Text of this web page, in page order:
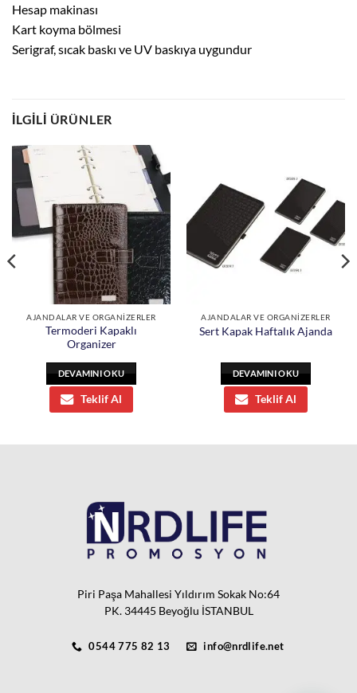
Hesap makinası
Kart koyma bölmesi
Serigraf, sıcak baskı ve UV baskıya uygundur
İLGILI ÜRÜNLER
AJANDALAR VE ORGANİZERLER
Termoderi Kapaklı
Organizer
DEVAMINI OKU
Teklif Al
AJANDALAR VE ORGANİZERLER
Sert Kapak Haftalık Ajanda
DEVAMINI OKU
Teklif Al
Piri Paşa Mahallesi Yıldırım Sokak No:64
PK. 34445 Beyoğlu İSTANBUL
0544 775 82 13 info@nrdlife.net